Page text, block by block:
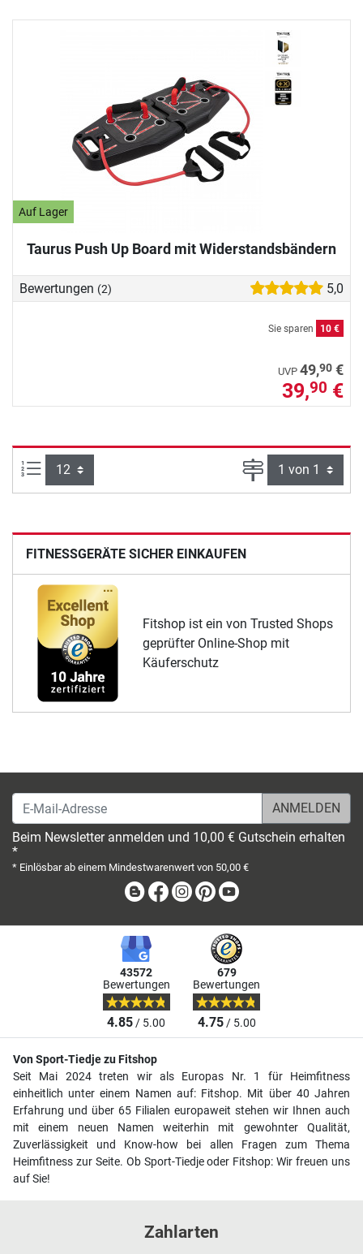
Auf Lager
Taurus Push Up Board mit Widerstandsbändern
Bewertungen (2) 5,0
Sie sparen 10 €
UVP 49,90 €
39,90 €
Artikel pro Seite: Seite
FITNESSGERÄTE SICHER EINKAUFEN
Fitshop ist ein von Trusted Shops
geprüfter Online-Shop mit
Käuferschutz
E-Mail-Adresse
Beim Newsletter anmelden und 10,00 € Gutschein erhalten
*
* Einlösbar ab einem Mindestwarenwert von 50,00 €
BlogFacebook
Instagram
Pinterest
43572
Bewertungen
4.85/ 5.00
679
Bewertungen
4.75/ 5.00
Von Sport-Tiedje zu Fitshop
Seit Mai 2024 treten wir als Europas Nr. 1 für Heimfitness
einheitlich unter einem Namen auf: Fitshop. Mit über 40 Jahren
Erfahrung und über 65 Filialen europaweit stehen wir Ihnen auch
mit einem neuen Namen weiterhin mit gewohnter Qualität,
Zuverlässigkeit und Know-how bei allen Fragen zum Thema
Heimfitness zur Seite. Ob Sport-Tiedje oder Fitshop: Wir freuen uns
auf Sie!
Zahlarten